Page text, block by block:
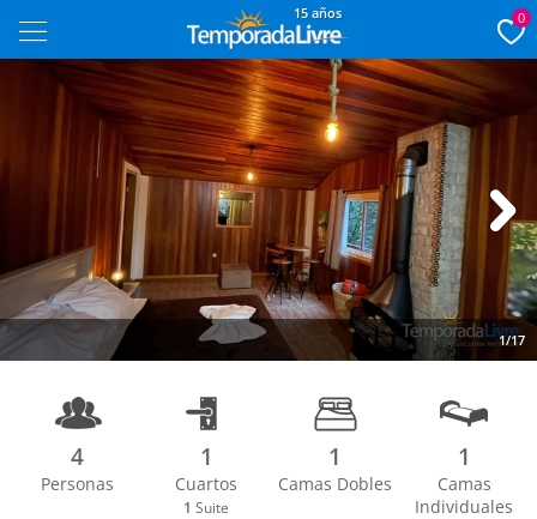
15 años 0
1/17
Next
4
Personas
1
Cuartos
1 Suite
1
Camas Dobles
1
Camas
Individuales